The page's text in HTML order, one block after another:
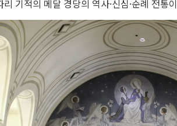
리 기적의 메달 경당의 역사·신심·순례 전통